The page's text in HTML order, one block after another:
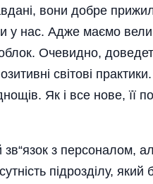
вони добре
у нас. Адже маємо
Очевидно,
світові
Як і все нове, її
з персоналом,
підрозділу, який